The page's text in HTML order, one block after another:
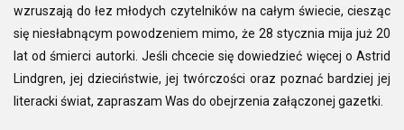
wzruszają do łez młodych czytelników na całym świecie, ciesząc
się niesłabnącym powodzeniem mimo, że 28 stycznia mija już 20
lat od śmierci autorki. Jeśli chcecie się dowiedzieć więcej o Astrid
Lindgren, jej dzieciństwie, jej twórczości oraz poznać bardziej jej
literacki świat, zapraszam Was do obejrzenia załączonej gazetki.